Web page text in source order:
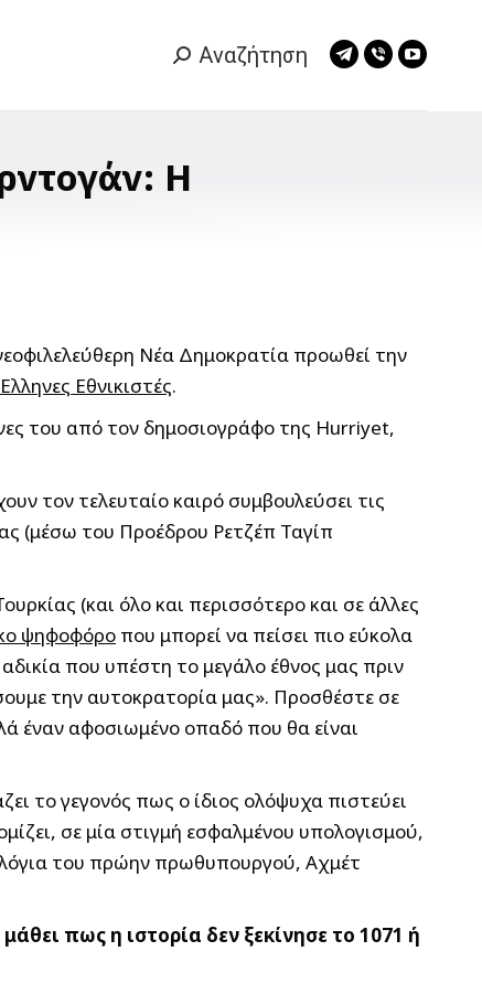
Search:
Αναζήτηση
Telegram
Viber
Η
Νέα Δημοκρατία προωθεί την
Εθνικιστές.
του από τον δημοσιογράφο της Hurriyet,
τον τελευταίο καιρό συμβουλεύσει τις
(μέσω του Προέδρου Ρετζέπ Ταγίπ
(και όλο και περισσότερο και σε άλλες
ψηφοφόρο που μπορεί να πείσει πιο εύκολα
που υπέστη το μεγάλο έθνος μας πριν
την αυτοκρατορία μας». Προσθέστε σε
έναν αφοσιωμένο οπαδό που θα είναι
το γεγονός πως ο ίδιος ολόψυχα πιστεύει
σε μία στιγμή εσφαλμένου υπολογισμού,
του πρώην πρωθυπουργού, Αχμέτ
πως η ιστορία δεν ξεκίνησε το 1071 ή